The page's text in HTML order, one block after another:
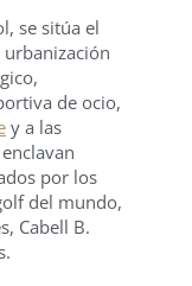
se sitúa el
de ocio,
y a las
por los
del mundo,
Cabell B.